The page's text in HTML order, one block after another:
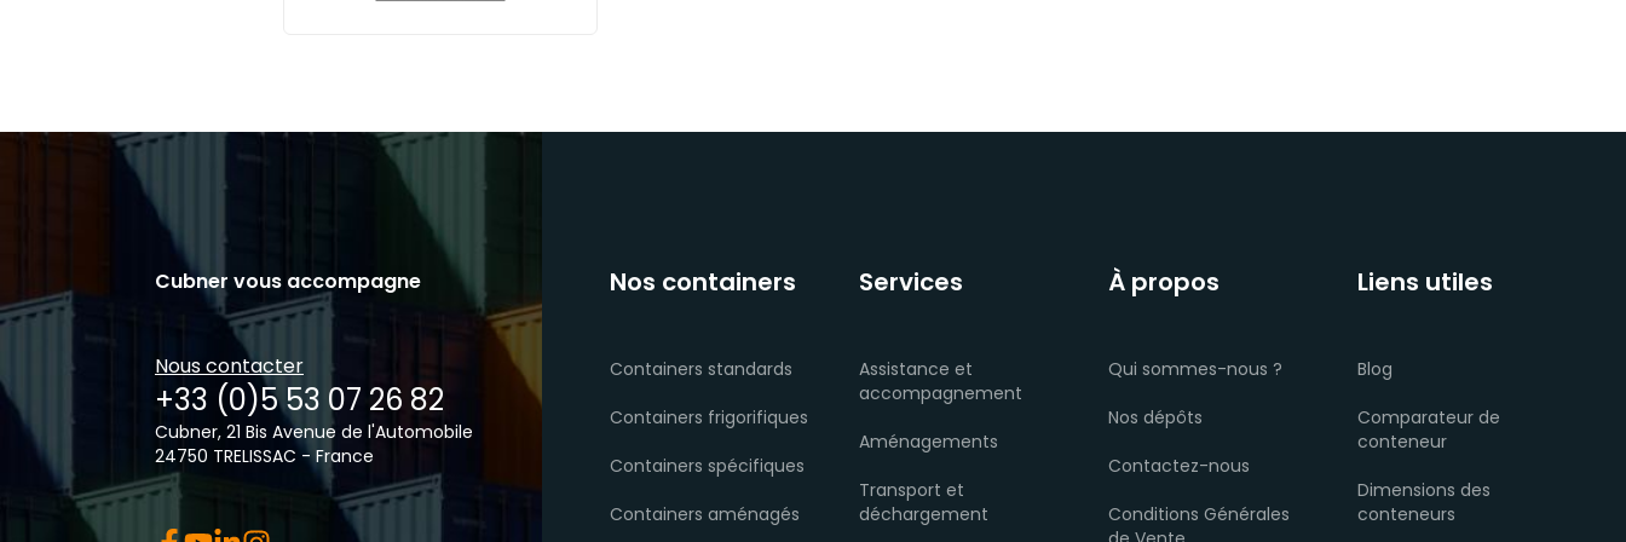
Cubner vous accompagne
Nous contacter
+33 (0)5 53 07 26 82
Cubner, 21 Bis Avenue de l'Automobile
24750 TRELISSAC - France
Nos containers
Containers standards
Containers frigorifiques
Containers spécifiques
Containers aménagés
Services
Assistance et
accompagnement
Aménagements
Transport et
déchargement
À propos
Qui sommes-nous ?
Nos dépôts
Contactez-nous
Conditions Générales
Liens utiles
Blog
Comparateur de
conteneur
Dimensions des
conteneurs